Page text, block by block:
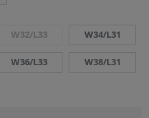
W32/L33 W34/L31
W36/L33 W38/L31